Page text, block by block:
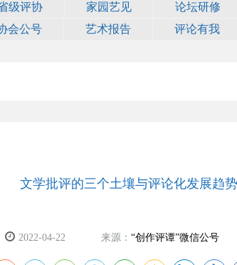
级评协 家园艺见 论坛研修
会公号 艺术报告 评论有我
文学批评的三个土壤与评论化发展趋势
2022-04-22 来源： “创作评谭”微信公号